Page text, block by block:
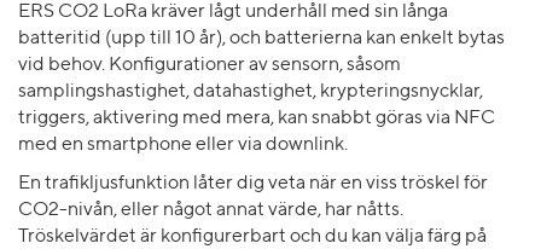
ERS CO2 LoRa kräver lågt underhåll med sin långa
batteritid (upp till 10 år), och batterierna kan enkelt bytas
vid behov. Konfigurationer av sensorn, såsom
samplingshastighet, datahastighet, krypteringsnycklar,
triggers, aktivering med mera, kan snabbt göras via NFC
med en smartphone eller via downlink.
En trafikljusfunktion låter dig veta när en viss tröskel för
CO2-nivån, eller något annat värde, har nåtts.
Tröskelvärdet är konfigurerbart och du kan välja färg på